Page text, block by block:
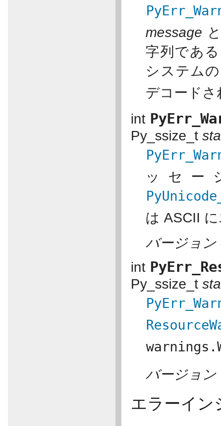
message
字列であ
システム
デコードさ
int
Py_ssize_t
ッセー
は ASCII
バージョン
int
Py_ssize_t
バージョン
エラーイン